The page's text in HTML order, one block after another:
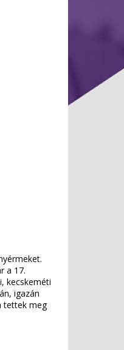
a 17.
kecskeméti
igazán
tettek meg